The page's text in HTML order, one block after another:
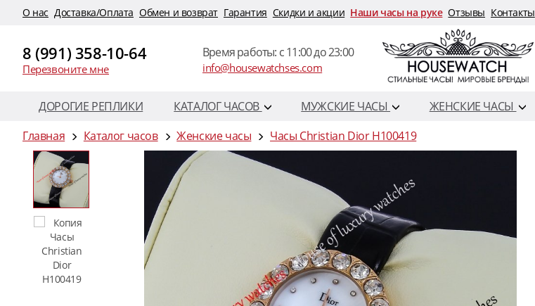
O нас Доставка/Оплата Обмен и возврат Гарантия Скидки и акции Наши часы на руке Отзывы Контакты
8 (991) 358-10-64
Перезвоните мне
Время работы: c 11:00 до 23:00
info@housewatchses.com
ДОРОГИЕ РЕПЛИКИ КАТАЛОГ ЧАСОВ МУЖСКИЕ ЧАСЫ ЖЕНСКИЕ ЧАСЫ
Главная
Каталог часов Женские часы Часы Christian Dior H100419